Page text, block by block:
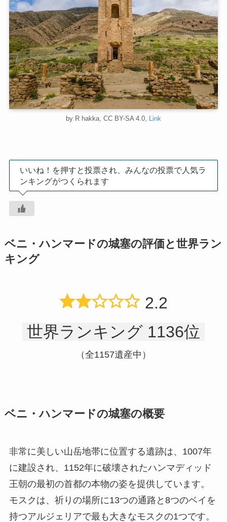
by R hakka, CC BY-SA 4.0, Link
いいね！を押すと投票され、みんなの投票で人気ラ
ンキングがつくられます
ベニ・ハンマードの城塞の評価と世界ラン
キング
2.2
世界ランキング 1136位
（全1157遺産中）
ベニ・ハンマードの城塞の概要
非常に美しい山岳地帯に位置する遺跡は、1007年
に建設され、1152年に破壊されたハンマディッド
王朝の最初の首都の本物の姿を提供しています。
モスクは、祈りの場所に13つの通路と8つのベイを
持つアルジェリアで最も大きなモスクの1つです。